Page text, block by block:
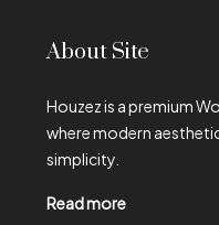
About Site
Houzez is a premium
where modern
simplicity.
Read more